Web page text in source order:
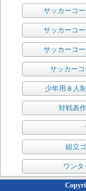
サッカーコ
サッカーコ
サッカーコ
サッカーコ
少年用８人
対戦表
組立
ワン